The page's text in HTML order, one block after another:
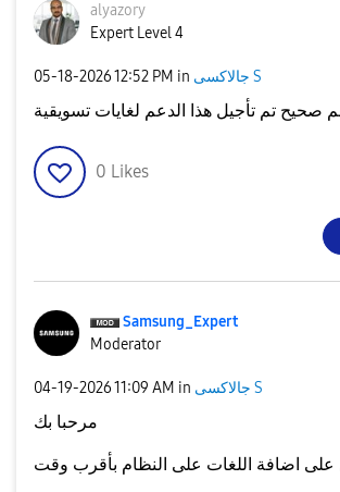
alyazory
Expert Level 4
‎05-18-202612:52 PM in جالاكسى S
صحيح تم تأجيل هذا الدعم لغايات تسويقية
0 Likes
Samsung_Expert
Moderator
‎04-19-202611:09 AM in جالاكسى S